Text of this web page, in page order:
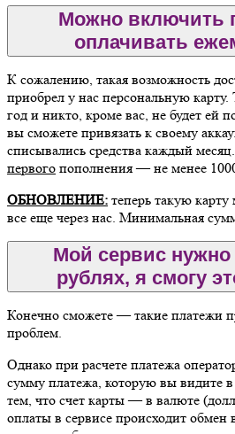
Можно включить
оплачивать
К сожалению, такая возможность
приобрел у нас персональную карту.
год и никто, кроме вас, не будет ей
вы сможете привязать к своему
списывались средства каждый
первого пополнения — не менее
ОБНОВЛЕНИЕ: теперь такую
все еще через нас. Минимальная
Мой сервис нужно
рублях, я смогу
Конечно сможете — такие платежи
проблем.
Однако при расчете платежа
сумму платежа, которую вы видите в
тем, что счет карты — в валюте
оплаты в сервисе происходит обмен